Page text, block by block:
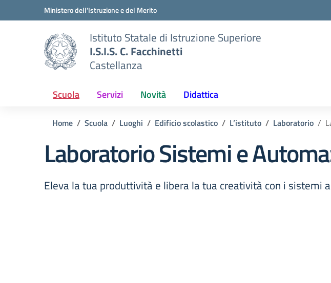
Vai ai contenuti
Vai al menu di navigazioneMinistero dell'Istruzione e del Merito
Istituto Statale di Istruzione Superiore
I.S.I.S. C. Facchinetti
Castellanza
Scuola Servizi Novità Didattica
Home Scuola Luoghi Edificio scolastico L’istituto Laboratorio
Laboratorio Sistemi e
Eleva la tua produttività e libera la tua creatività con i sistemi